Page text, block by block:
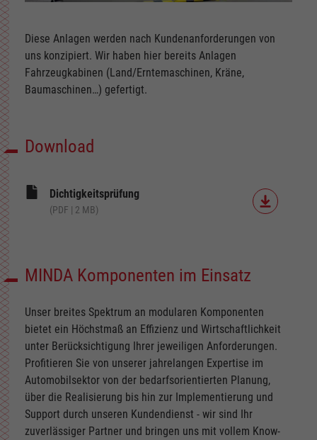
Diese Anlagen werden nach Kundenanforderungen von
uns konzipiert. Wir haben hier bereits Anlagen
Fahrzeugkabinen (Land/Erntemaschinen, Kräne,
Baumaschinen…) gefertigt.
Download
Dichtigkeitsprüfung
(PDF | 2 MB)
MINDA Komponenten im Einsatz
Unser breites Spektrum an modularen Komponenten
bietet ein Höchstmaß an Effizienz und Wirtschaftlichkeit
unter Berücksichtigung Ihrer jeweiligen Anforderungen.
Profitieren Sie von unserer jahrelangen Expertise im
Automobilsektor von der bedarfsorientierten Planung,
über die Realisierung bis hin zur Implementierung und
Support durch unseren Kundendienst - wir sind Ihr
zuverlässiger Partner und bringen uns mit vollem Know-